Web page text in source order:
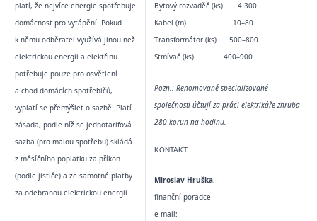
platí, že nejvíce energie spotřebuje
domácnost pro vytápění. Pokud
k němu odběratel využívá jinou než
elektrickou energii a elektřinu
potřebuje pouze pro osvětlení
a chod domácích spotřebičů,
vyplatí se přemýšlet o sazbě. Platí
zásada, podle níž se jednotarifová
sazba (pro malou spotřebu) skládá
z měsíčního poplatku za příkon
(podle jističe) a ze samotné platby
za odebranou elektrickou energii.
Bytový rozvaděč (ks) 4 300
Kabel (m) 10–80
Transformátor (ks) 500–800
Stmívač (ks) 400–900
Pozn.: Renomované specializované
společnosti účtují za práci elektrikáře zhruba
280 korun na hodinu.
KONTAKT
Miroslav Hruška,
finanční poradce
e-mail: